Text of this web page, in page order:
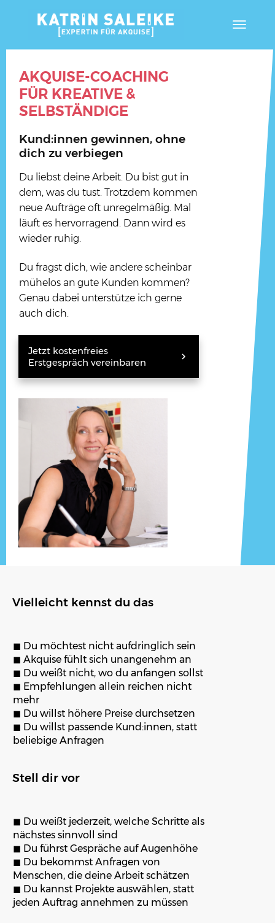
AKQUISE-COACHING
FÜR KREATIVE &
SELBSTÄNDIGE
Kund:innen gewinnen, ohne
dich zu verbiegen
Du liebst deine Arbeit. Du bist gut in
dem, was du tust. Trotzdem kommen
neue Aufträge oft unregelmäßig. Mal
läuft es hervorragend. Dann wird es
wieder ruhig.
Du fragst dich, wie andere scheinbar
mühelos an gute Kunden kommen?
Genau dabei unterstütze ich gerne
auch dich.
Jetzt kostenfreies
Erstgespräch vereinbaren
Vielleicht kennst du das
◼︎ Du möchtest nicht aufdringlich sein
◼︎ Akquise fühlt sich unangenehm an
◼︎ Du weißt nicht, wo du anfangen sollst
◼︎ Empfehlungen allein reichen nicht
mehr
◼︎ Du willst höhere Preise durchsetzen
◼︎ Du willst passende Kund:innen, statt
beliebige Anfragen
Stell dir vor
◼︎ Du weißt jederzeit, welche Schritte als
nächstes sinnvoll sind
◼︎ Du führst Gespräche auf Augenhöhe
◼︎ Du bekommst Anfragen von
Menschen, die deine Arbeit schätzen
◼︎ Du kannst Projekte auswählen, statt
jeden Auftrag annehmen zu müssen